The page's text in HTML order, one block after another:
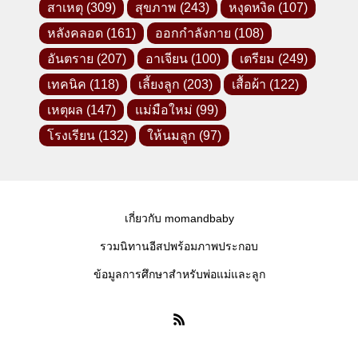
สาเหตุ (309) สุขภาพ (243) หงุดหงิด (107)
หลังคลอด (161) ออกกำลังกาย (108)
อันตราย (207) อาเจียน (100) เตรียม (249)
เทคนิค (118) เลี้ยงลูก (203) เสื้อผ้า (122)
เหตุผล (147) แม่มือใหม่ (99)
โรงเรียน (132) ให้นมลูก (97)
เกี่ยวกับ momandbaby
รวมนิทานอีสปพร้อมภาพประกอบ
ข้อมูลการศึกษาสำหรับพ่อแม่และลูก